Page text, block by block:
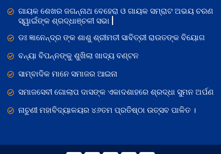
ଗାୟକ ଶେଖର ଜଗନ୍ନାଥ ବେହେରା ଓ ଗାୟକ ସମ୍ରାଟ ଅଭୟ ଚରଣ
ସ୍ୱାଇଁଙ୍କ ଶ୍ରଦ୍ଧାଞ୍ଚଳୀ ସଭା |
ଡଃ ଜ୍ଞାନେନ୍ଦ୍ର ଙ୍କ ଶାଶୁ ଶ୍ରୀମତୀ ସାବିତ୍ରୀ ରାଉତଙ୍କ ବିୟୋଗ
ବନ୍ୟା ବିପନ୍ନଙ୍କୁ ଶୁଖିଲା ଖାଦ୍ୟ ବଣ୍ଟନ
ସାମ୍ବାଦିକ ମାନେ ସମାଜର ଆଇନା
ସମାଜସେବୀ ଗୋଲାପ ଦାସଙ୍କ ଏକାଦଶାହରେ ଶ୍ରଦ୍ଧା ସୁମନ ଅର୍ପଣ
ନାଚୁଣୀ ମହାବିଦ୍ୟାଳୟର ୪୬ତମ ପ୍ରତିଷ୍ଠା ଉତ୍ସବ ପାଳିତ ।